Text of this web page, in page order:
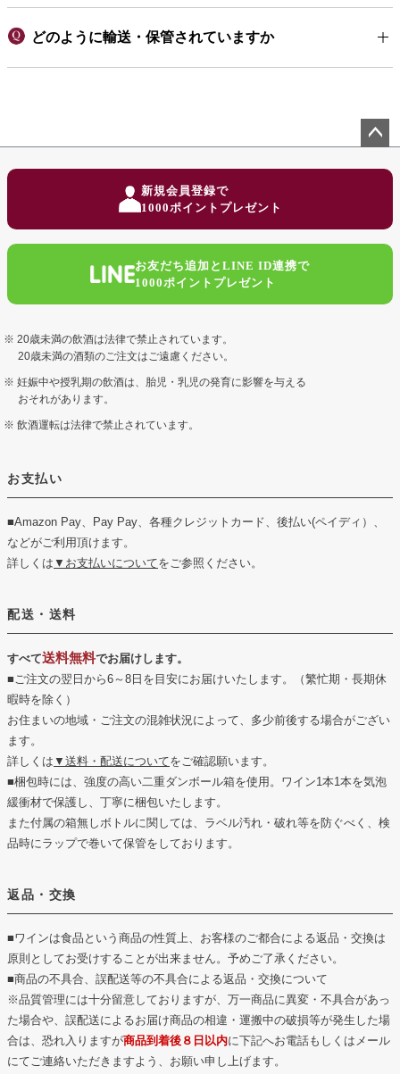
どのように輸送・保管されていますか
新規会員登録で
1000ポイントプレゼント
お友だち追加とLINE ID連携で
1000ポイントプレゼント
20歳未満の飲酒は法律で禁止されています。
20歳未満の酒類のご注文はご遠慮ください。
妊娠中や授乳期の飲酒は、胎児・乳児の発育に影響を与える
おそれがあります。
飲酒運転は法律で禁止されています。
お支払い
■Amazon Pay、Pay Pay、各種クレジットカード、後払い(ペイディ）、
などがご利用頂けます。
詳しくは ▼お支払いについてをご参照ください。
配送・送料
すべて送料無料でお届けします。
■ご注文の翌日から6～8日を目安にお届けいたします。（繁忙期・長期休
暇時を除く）
お住まいの地域・ご注文の混雑状況によって、多少前後する場合がござい
ます。
詳しくは ▼送料・配送についてをご確認願います。
■梱包時には、強度の高い二重ダンボール箱を使用。ワイン1本1本を気泡
緩衝材で保護し、丁寧に梱包いたします。
また付属の箱無しボトルに関しては、ラベル汚れ・破れ等を防ぐべく、検
品時にラップで巻いて保管をしております。
返品・交換
■ワインは食品という商品の性質上、お客様のご都合による返品・交換は
原則としてお受けすることが出来ません。予めご了承ください。
■商品の不具合、誤配送等の不具合による返品・交換について
※品質管理には十分留意しておりますが、万一商品に異変・不具合があっ
た場合や、誤配送によるお届け商品の相違・運搬中の破損等が発生した場
合は、恐れ入りますが商品到着後８日以内に下記へお電話もしくはメール
にてご連絡いただきますよう、お願い申し上げます。